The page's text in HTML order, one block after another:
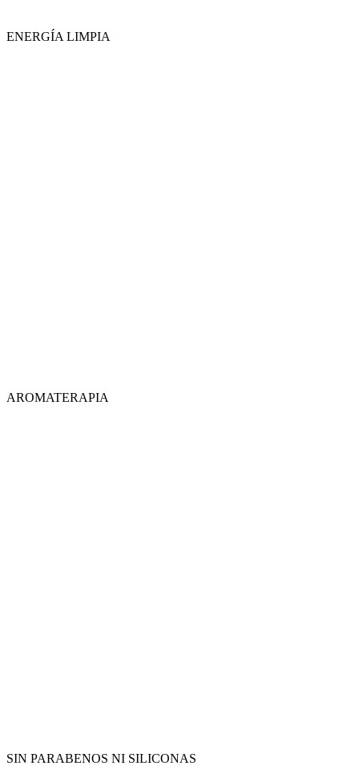
ENERGÍA LIMPIA
AROMATERAPIA
SIN PARABENOS NI SILICONAS